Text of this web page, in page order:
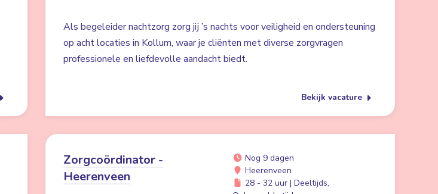
Als begeleider nachtzorg zorg jij ’s nachts voor veiligheid en ondersteuning
op acht locaties in Kollum, waar je cliënten met diverse zorgvragen
professionele en liefdevolle aandacht biedt.
Bekijk vacature
Zorgcoördinator -
Heerenveen
Nog 9 dagen
Heerenveen
28 - 32 uur | Deeltijds,